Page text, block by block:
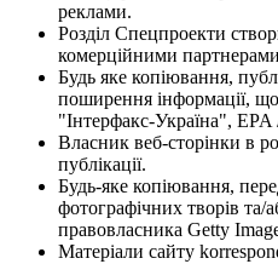
реклами.
Розділ Спецпроекти
комерційними
Будь яке копіювання,
поширення інформації,
"Інтерфакс-Україна",
Власник веб-сторінки в
публікації.
Будь-яке копіювання,
фотографічних творів та/
правовласника Getty
Матеріали сайту